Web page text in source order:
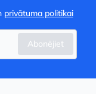
privātuma politikai
Abonējiet